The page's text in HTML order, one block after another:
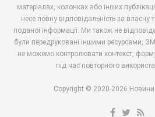
матеріалах, колонках або інших
несе повну відповідальність за власну
поданої інформації. Ми також не
були передруковані іншими ресурсами,
не можемо контролювати контекст,
під час повторного
Copyright © 2020-2026 Новини